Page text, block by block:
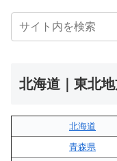
北海道｜東北
北海道
青森県